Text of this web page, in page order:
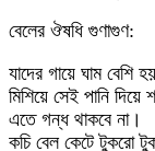
বেলের ঔষধি গুণাগুণ:
যাদের গায়ে ঘাম বেশি
মিশিয়ে সেই পানি
এতে গন্ধ থাকবে না।
কচি বেল কেটে টুকরো